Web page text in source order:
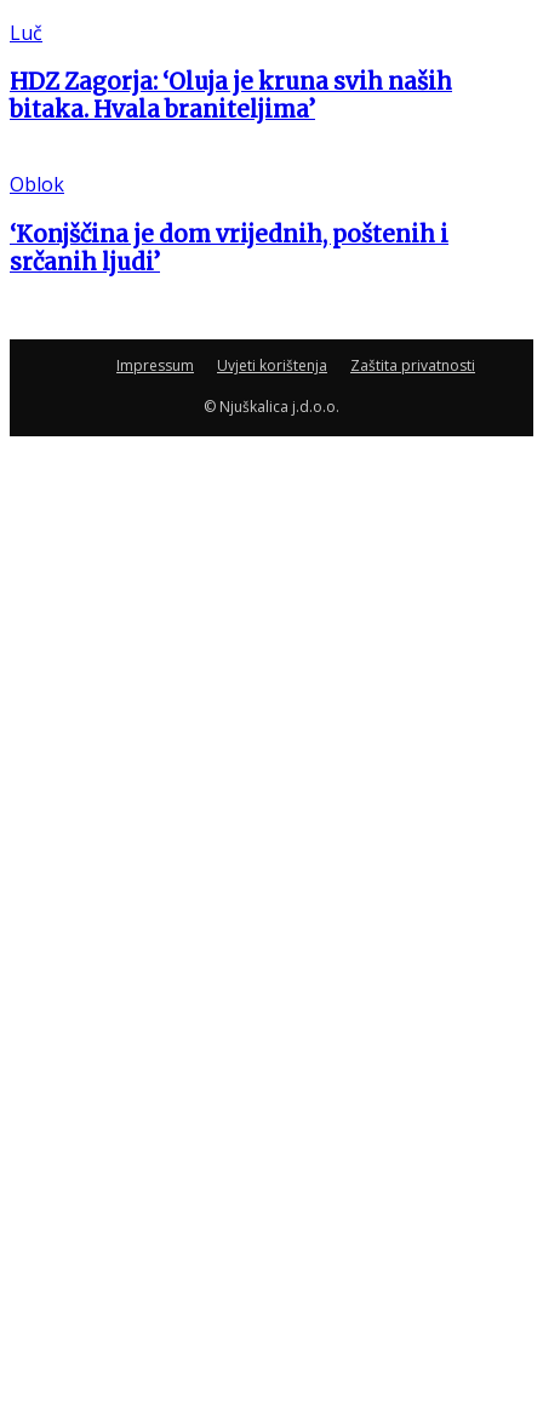
Luč
HDZ Zagorja: ‘Oluja je kruna svih naših
bitaka. Hvala braniteljima’
Oblok
‘Konjščina je dom vrijednih, poštenih i
srčanih ljudi’
Impressum Uvjeti korištenja
Zaštita privatnosti
© Njuškalica j.d.o.o.